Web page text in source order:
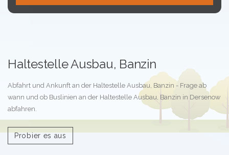
Haltestelle Ausbau, Banzin
Abfahrt und Ankunft an der Haltestelle Ausbau, Banzin - Frage ab
wann und ob Buslinien an der Haltestelle Ausbau, Banzin in Dersenow
abfahren.
Probier es aus